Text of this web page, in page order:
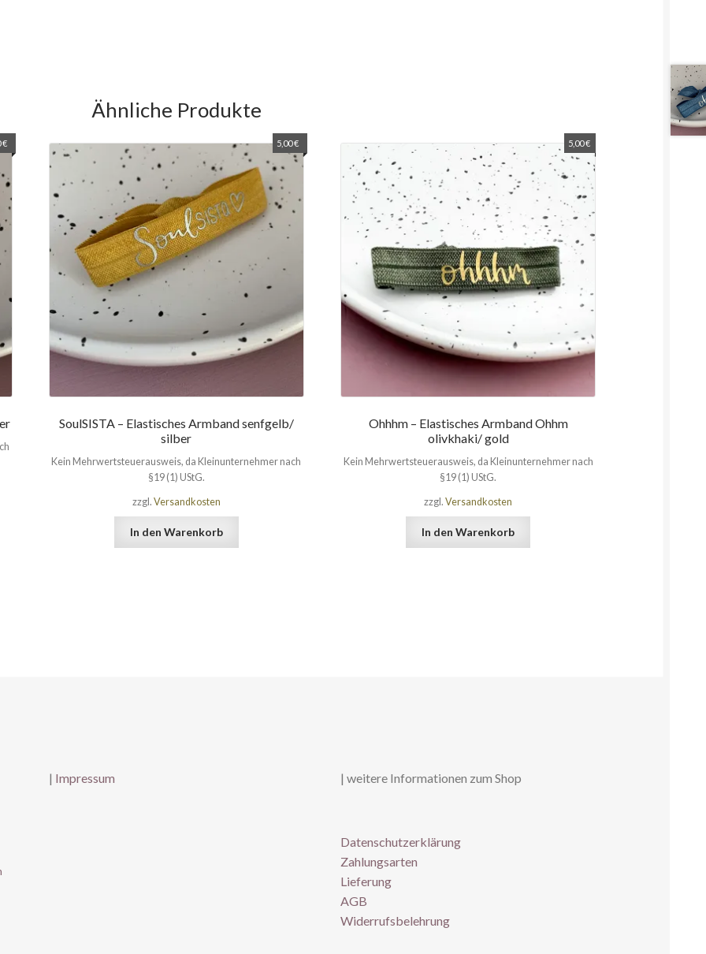
Ähnliche Produkte
€
SoulSISTA – Elastisches Armband senfgelb/
silber
5,00€
Kein Mehrwertsteuerausweis, da Kleinunternehmer nach
§19 (1) UStG.
zzgl. Versandkosten
In den Warenkorb
Ohhhm – Elastisches Armband Ohhm
olivkhaki/ gold
5,00€
Kein Mehrwertsteuerausweis, da Kleinunternehmer nach
§19 (1) UStG.
zzgl.Versandkosten
In den Warenkorb
| Impressum | weitere Informationen zum Shop
Datenschutzerklärung
Zahlungsarten
Lieferung
AGB
Widerrufsbelehrung